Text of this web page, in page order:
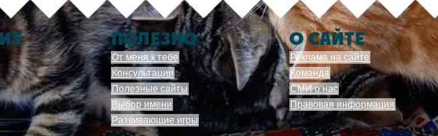
ПОЛЕЗНО
От меня к тебе
Консультации
Полезные сайты
Выбор имени
Развивающие игры
О САЙТЕ
Реклама на сайте
Команда
СМИ о нас
Правовая информация